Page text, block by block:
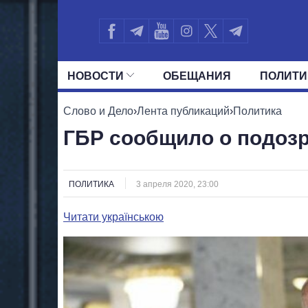
НОВОСТИ ОБЕЩАНИЯ
ВСЕ ПОЛИТИКИ ПРЕЗИДЕНТ И
Слово и Дело›Лента публикаций›Политика
ГБР сообщило о
ПОЛИТИКА 3 апреля 2020, 23:00
Читати українською